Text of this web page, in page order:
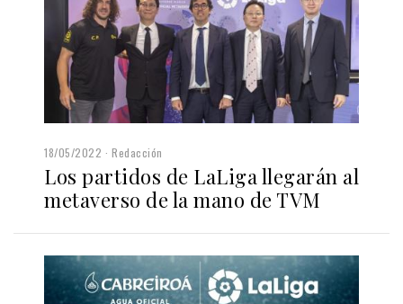
18/05/2022 Redacción
Los partidos de LaLiga llegarán al
metaverso de la mano de TVM